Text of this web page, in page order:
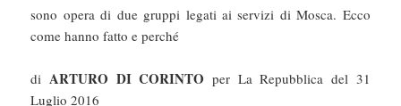
sono opera di due gruppi legati ai servizi di Mosca. Ecco
come hanno fatto e perché
diARTURO DI CORINTO per La Repubblica del 31
Luglio 2016